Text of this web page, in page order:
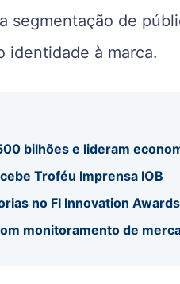
segmentação de
identidade à marca.
bilhões e lideram
Troféu Imprensa IOB
no FI Innovation
monitoramento de